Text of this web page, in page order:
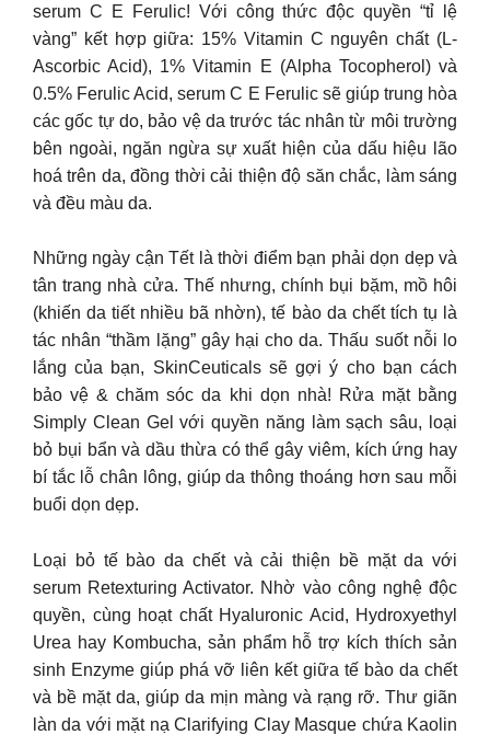
serum C E Ferulic! Với công thức độc quyền “tỉ lệ
vàng” kết hợp giữa: 15% Vitamin C nguyên chất (L-
Ascorbic Acid), 1% Vitamin E (Alpha Tocopherol) và
0.5% Ferulic Acid, serum C E Ferulic sẽ giúp trung hòa
các gốc tự do, bảo vệ da trước tác nhân từ môi trường
bên ngoài, ngăn ngừa sự xuất hiện của dấu hiệu lão
hoá trên da, đồng thời cải thiện độ săn chắc, làm sáng
và đều màu da.
Những ngày cận Tết là thời điểm bạn phải dọn dẹp và
tân trang nhà cửa. Thế nhưng, chính bụi bặm, mồ hôi
(khiến da tiết nhiều bã nhờn), tế bào da chết tích tụ là
tác nhân “thầm lặng” gây hại cho da. Thấu suốt nỗi lo
lắng của bạn, SkinCeuticals sẽ gợi ý cho bạn cách
bảo vệ & chăm sóc da khi dọn nhà! Rửa mặt bằng
Simply Clean Gel với quyền năng làm sạch sâu, loại
bỏ bụi bẩn và dầu thừa có thể gây viêm, kích ứng hay
bí tắc lỗ chân lông, giúp da thông thoáng hơn sau mỗi
buổi dọn dẹp.
Loại bỏ tế bào da chết và cải thiện bề mặt da với
serum Retexturing Activator. Nhờ vào công nghệ độc
quyền, cùng hoạt chất Hyaluronic Acid, Hydroxyethyl
Urea hay Kombucha, sản phẩm hỗ trợ kích thích sản
sinh Enzyme giúp phá vỡ liên kết giữa tế bào da chết
và bề mặt da, giúp da mịn màng và rạng rỡ. Thư giãn
làn da với mặt nạ Clarifying Clay Masque chứa Kaolin